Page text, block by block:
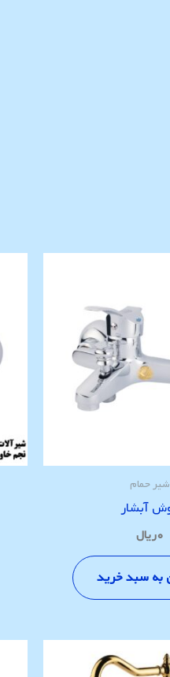
شیر حمام
آبشار
۰ریال
به سبد خرید